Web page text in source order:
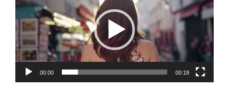
プ
レ
ー
ヤ
ー
00:00 00:18